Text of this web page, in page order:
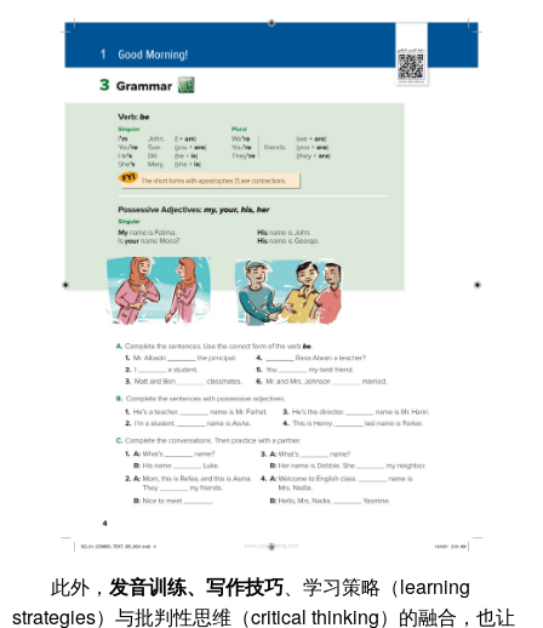
此外， 发音训练、写作技巧、学习策略（learning
strategies）与批判性思维（critical thinking）的融合，也让